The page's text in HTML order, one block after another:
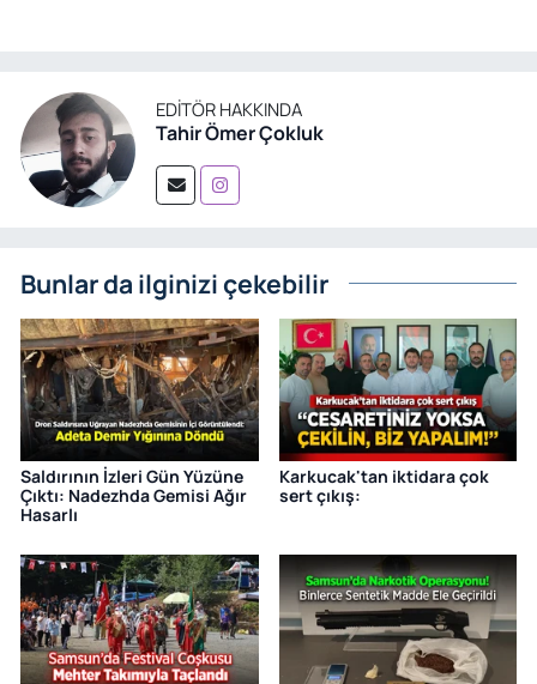
EDITÖR HAKKINDA
Tahir Ömer Çokluk
Bunlar da ilginizi çekebilir
Saldırının İzleri Gün Yüzüne
Çıktı: Nadezhda Gemisi Ağır
Hasarlı
Karkucak'tan iktidara çok
sert çıkış: